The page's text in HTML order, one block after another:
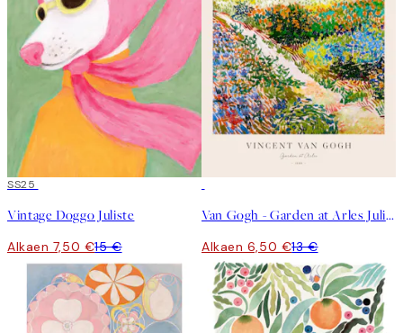
50%*
SS25
Vintage Doggo Juliste
Alkaen 7,50 €15 €
Van Gogh - Garden at Arles Juliste
Alkaen 6,50 €13 €